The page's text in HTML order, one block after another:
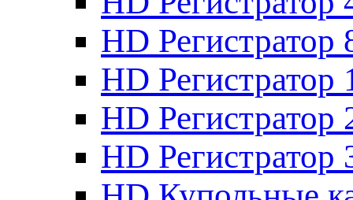
HD Регистратор
HD Регистратор
HD Регистратор
HD Регистратор